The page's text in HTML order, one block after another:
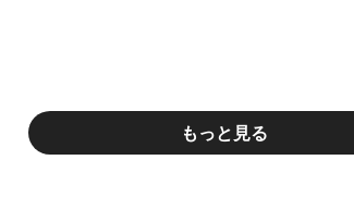
もっと見る